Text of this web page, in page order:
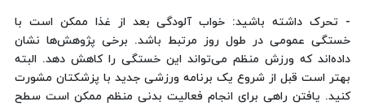
- تحرک داشته باشید: خواب آلودگی بعد از غذا ممکن است با
خستگی عمومی در طول روز مرتبط باشد. برخی پژوهش‌ها نشان
داده‌اند که ورزش منظم می‌تواند این خستگی را کاهش دهد. البته
بهتر است قبل از شروع یک برنامه ورزشی جدید با پزشکتان مشورت
کنید. یافتن راهی برای انجام فعالیت بدنی منظم ممکن است سطح